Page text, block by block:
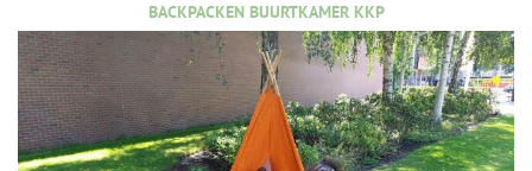
BACKPACKEN BUURTKAMER KKP